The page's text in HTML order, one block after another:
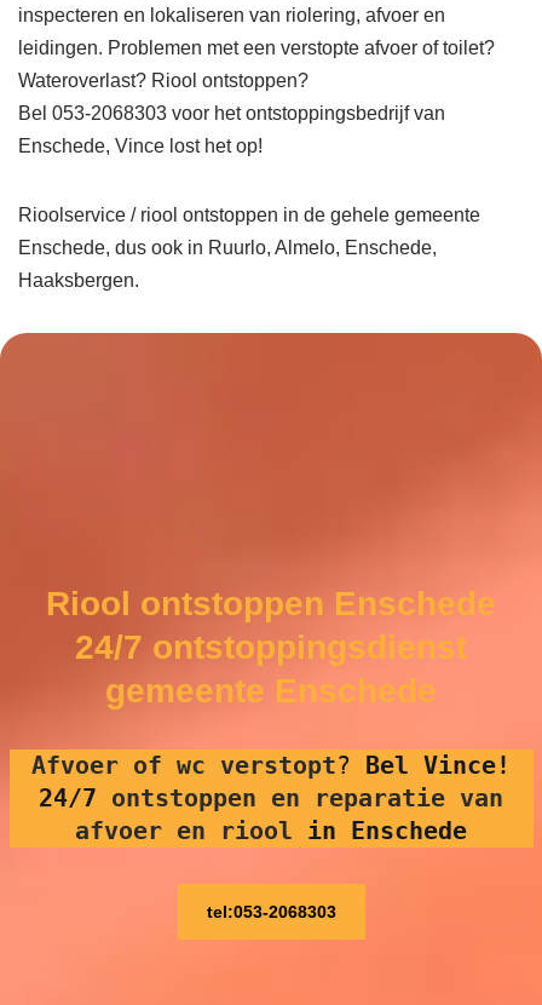
inspecteren en lokaliseren van riolering, afvoer en
leidingen. Problemen met een verstopte afvoer of toilet?
Wateroverlast? Riool ontstoppen?
Bel 053-2068303 voor het ontstoppingsbedrijf van
Enschede, Vince lost het op!
Rioolservice / riool ontstoppen in de gehele gemeente
Enschede, dus ook in Ruurlo, Almelo, Enschede,
Haaksbergen.
Riool ontstoppen Enschede
24/7 ontstoppingsdienst
gemeente Enschede
Afvoer of wc verstopt? Bel Vince!
24/7 ontstoppen en reparatie van
afvoer en riool in Enschede
tel:053-2068303